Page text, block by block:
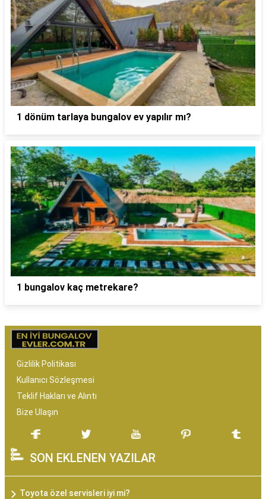
1 dönüm tarlaya bungalov ev yapılır mı?
1 bungalov kaç metrekare?
Gizlilik Politikası
Kullanıcı Sözleşmesi
Teklif Hakları ve Alıntı
Bize Ulaşın
SON EKLENEN YAZILAR
Toyota özel servisleri iyi mi?